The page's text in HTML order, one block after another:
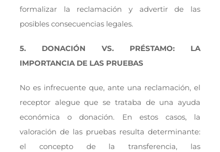
formalizar la reclamación y advertir de las
posibles consecuencias legales.
5. DONACIÓN VS. PRÉSTAMO: LA
IMPORTANCIA DE LAS PRUEBAS
No es infrecuente que, ante una reclamación, el
receptor alegue que se trataba de una ayuda
económica o donación. En estos casos, la
valoración de las pruebas resulta determinante:
el concepto de la transferencia, las